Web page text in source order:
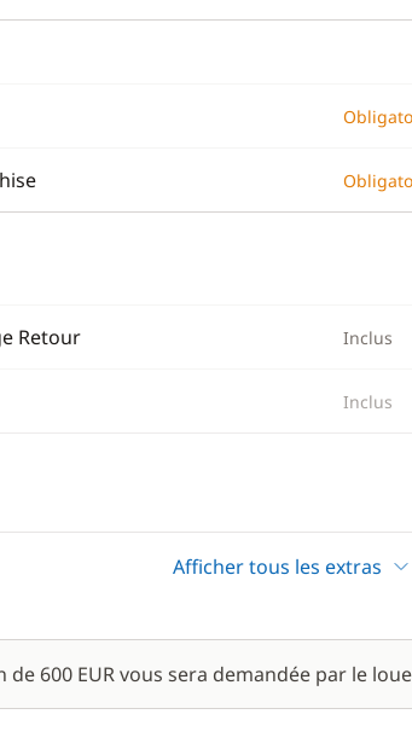
Retour Inclus
Inclus
Afficher tous les extras
de 600 EUR vous sera demandée par le